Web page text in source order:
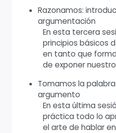
Razonamos:
argumentación
En esta tercera
principios básicos
en tanto que
de exponer
Tomamos la
argumento
En esta última
práctica todo lo
el arte de hablar